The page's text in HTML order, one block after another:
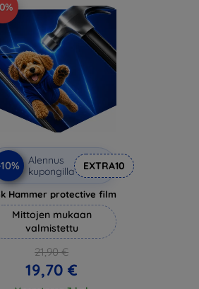
Alennus
kupongilla
EXTRA10
Hammer protective film
Mittojen mukaan
valmistettu
21,90 €
19,70 €